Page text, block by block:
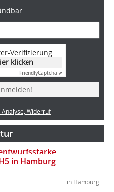
Verifizierung
klicken
FriendlyCaptcha ⇗
Analyse, Widerruf
in Hamburg
in Hamburg